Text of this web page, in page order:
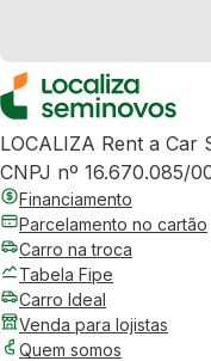
LOCALIZA Rent a Car
CNPJ nº 16.670.085/
Financiamento
Parcelamento no cartão
Carro na troca
Tabela Fipe
Carro Ideal
Venda para lojistas
Quem somos